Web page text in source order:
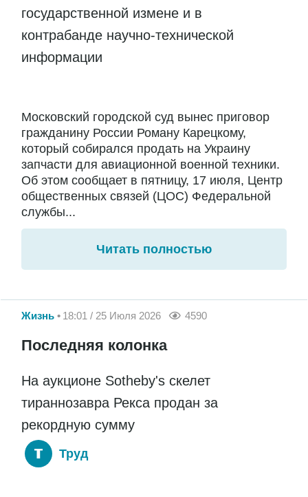
государственной измене и в
контрабанде научно-технической
информации
Московский городской суд вынес приговор
гражданину России Роману Карецкому,
который собирался продать на Украину
запчасти для авиационной военной техники.
Об этом сообщает в пятницу, 17 июля, Центр
общественных связей (ЦОС) Федеральной
службы...
Читать полностью
Жизнь 18:01 / 25 Июля 2026 4590
Последняя колонка
На аукционе Sotheby's скелет
тираннозавра Рекса продан за
рекордную сумму
Труд